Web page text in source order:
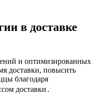
в доставке
и оптимизированных
доставки, повысить
благодаря
доставки․